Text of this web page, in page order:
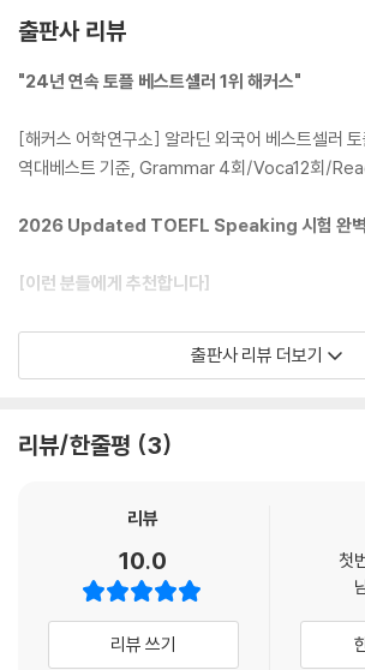
출판사 리뷰
"24년 연속 토플 베스트셀러 1위 해커스"
[해커스 어학연구소] 알라딘 외국어 베스트셀러
역대베스트 기준, Grammar 4회/Voca12회/
2026 Updated TOEFL Speaking 시험 완
[이런 분들에게 추천합니다]
1. Updated TOEFL Speaking 최신 경향이 완벽
험을 준비하고자 하는 분들
3. Updated TOEFL Speaking 고득점을 위한 완
1. 2026 Updated TOEFL Speaking 시험 완벽
Updated TOEFL Speaking의 시험 변경사항과
저히 분석 및 반영하여, 최신 시험 경향에 완벽하게
출판사 리뷰 더보기
리뷰/한줄평 3
리뷰
10.0
리뷰 쓰기
첫